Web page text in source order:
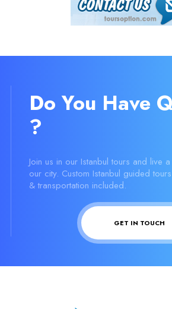
Do You Have
?
Join us in our Istanbul tours and live
our city. Custom Istanbul guided
& transportation included.
GET IN TOUCH